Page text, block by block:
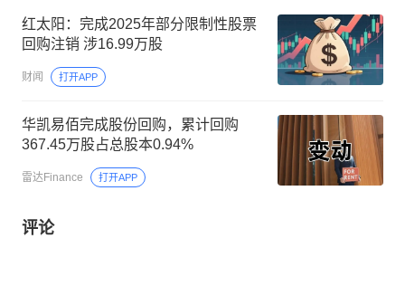
红太阳：完成2025年部分限制性股票
回购注销 涉16.99万股
财闻 打开APP
华凯易佰完成股份回购，累计回购
367.45万股占总股本0.94%
雷达Finance 打开APP
评论